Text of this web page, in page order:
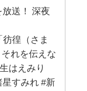
送！ 深夜
彷徨（さま
れを伝えな
はえみり
すみれ #新